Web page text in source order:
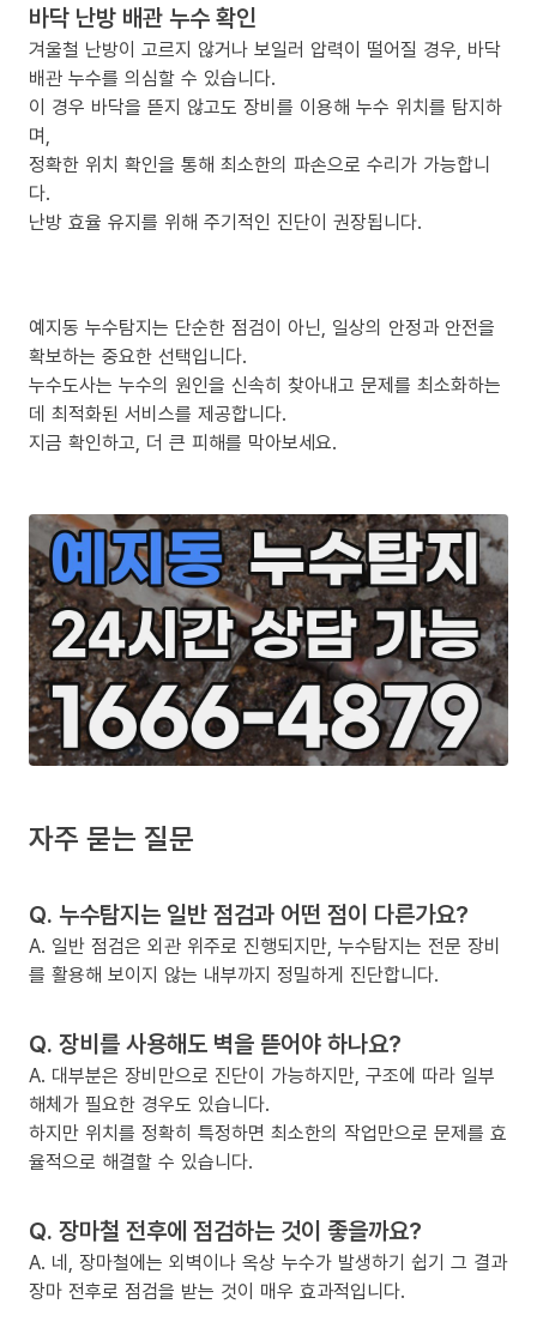
바닥 난방 배관 누수 확인
겨울철 난방이 고르지 않거나 보일러 압력이 떨어질 경우, 바닥
배관 누수를 의심할 수 있습니다.
이 경우 바닥을 뜯지 않고도 장비를 이용해 누수 위치를 탐지하
며,
정확한 위치 확인을 통해 최소한의 파손으로 수리가 가능합니
다.
난방 효율 유지를 위해 주기적인 진단이 권장됩니다.
예지동 누수탐지는 단순한 점검이 아닌, 일상의 안정과 안전을
확보하는 중요한 선택입니다.
누수도사는 누수의 원인을 신속히 찾아내고 문제를 최소화하는
데 최적화된 서비스를 제공합니다.
지금 확인하고, 더 큰 피해를 막아보세요.
자주 묻는 질문
Q. 누수탐지는 일반 점검과 어떤 점이 다른가요?
A. 일반 점검은 외관 위주로 진행되지만, 누수탐지는 전문 장비
를 활용해 보이지 않는 내부까지 정밀하게 진단합니다.
Q. 장비를 사용해도 벽을 뜯어야 하나요?
A. 대부분은 장비만으로 진단이 가능하지만, 구조에 따라 일부
해체가 필요한 경우도 있습니다.
하지만 위치를 정확히 특정하면 최소한의 작업만으로 문제를 효
율적으로 해결할 수 있습니다.
Q. 장마철 전후에 점검하는 것이 좋을까요?
A. 네, 장마철에는 외벽이나 옥상 누수가 발생하기 쉽기 그 결과
장마 전후로 점검을 받는 것이 매우 효과적입니다.